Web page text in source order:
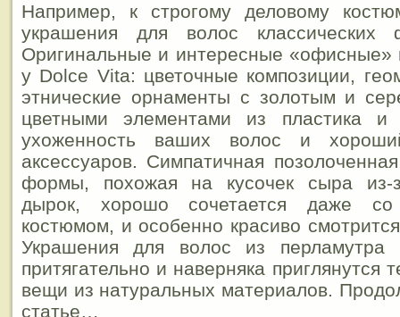
Например, к строгому деловому
украшения для волос классических
Оригинальные и интересные
у Dolce Vita: цветочные композиции,
этнические орнаменты с золотым и
цветными элементами из пластика и
ухоженность ваших волос и
аксессуаров. Симпатичная
формы, похожая на кусочек сыра из-
дырок, хорошо сочетается даже
костюмом, и особенно красиво
Украшения для волос из перламутра
притягательно и наверняка приглянутся
вещи из натуральных материалов.
статье…